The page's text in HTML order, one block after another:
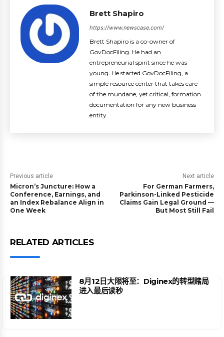
Brett Shapiro
https://www.newscase.com/
Brett Shapiro is a co-owner of
GovDocFiling. He had an
entrepreneurial spirit since he was
young. He started GovDocFiling, a
simple resource center that takes care
of the mundane, yet critical, formation
documentation for any new business
entity.
Previous article
Micron’s Juncture: How a
Conference, Earnings, and
an Index Rebalance Align in
One Week
Next article
For German Farmers,
Parkinson-Linked Pesticide
Claims Gain Legal Ground —
But Most Still Fail
RELATED ARTICLES
8月12日大限将至：Diginex的转型赌局
进入最后读秒